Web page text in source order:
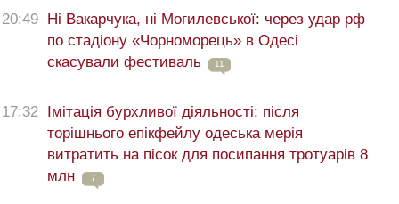
20:49
Ні Вакарчука, ні Могилевської: через удар рф
по стадіону «Чорноморець» в Одесі
скасували фестиваль
11
17:32
Імітація бурхливої діяльності: після
торішнього епікфейлу одеська мерія
витратить на пісок для посипання тротуарів 8
млн
7